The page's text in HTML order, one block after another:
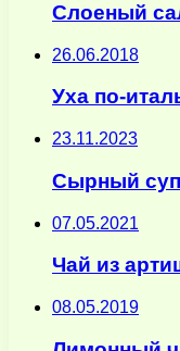
Слоеный
26.06.2018
Уха по-
23.11.2023
Сырный
07.05.2021
Чай из
08.05.2019